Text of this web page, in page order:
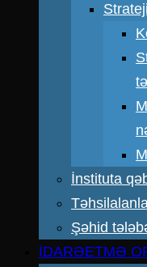
İnstituta
Şəhid
İDARƏETMƏ